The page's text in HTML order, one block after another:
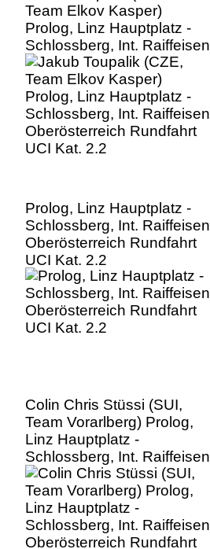
Team Elkov Kasper)
Prolog, Linz Hauptplatz -
Schlossberg, Int. Raiffeisen
Oberösterreich Rundfahrt
UCI Kat. 2.2
Prolog, Linz Hauptplatz -
Schlossberg, Int. Raiffeisen
Oberösterreich Rundfahrt
UCI Kat. 2.2
Colin Chris Stüssi (SUI,
Team Vorarlberg) Prolog,
Linz Hauptplatz -
Schlossberg, Int. Raiffeisen
Oberösterreich Rundfahrt
UCI Kat. 2.2